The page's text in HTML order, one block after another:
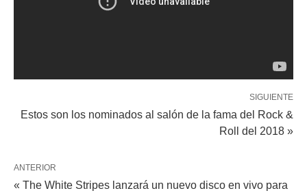
SIGUIENTE
Estos son los nominados al salón de la fama del Rock &
Roll del 2018 »
ANTERIOR
« The White Stripes lanzará un nuevo disco en vivo para